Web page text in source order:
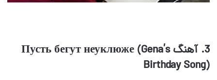
3. آهنگ Пусть бегут неуклюже (Gena’s
Birthday Song)